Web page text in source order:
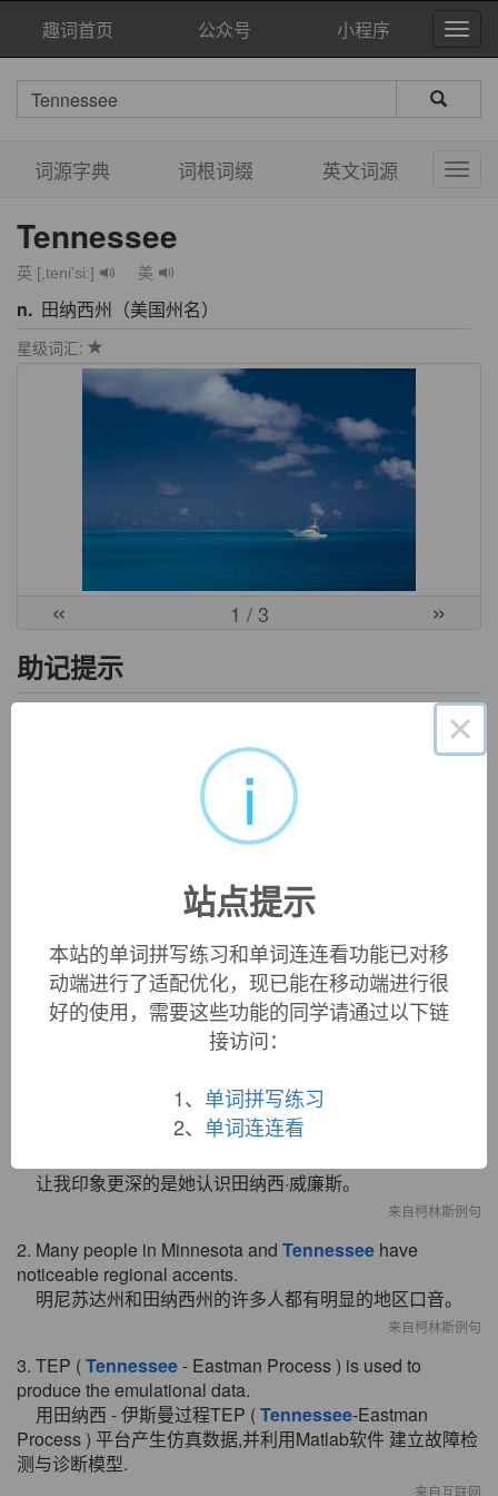
趣词首页 公众号 小程序
词源字典 词根词缀 英文词源
Tennessee
英 [,teni'si:] 美
n. 田纳西州（美国州名）
星级词汇:
« 1 / 3 »
助记提示
来自切诺基语。切诺基部族广泛分布于该地，而其中最大的
一个部落叫做Tanasee，意思是“歪耳朵部落”。后来以此来命
state and river, from Cherokee (Iroquoian) village name
ta'nasi', of unknown origin. Related:Tennesseean.
1. What impressed me more was that she knew
让我印象更深的是她认识田纳西·威廉斯。
来自柯林斯例句
2. Many people in Minnesota and Tennessee have
noticeable regional accents.
明尼苏达州和田纳西州的许多人都有明显的地区口音。
来自柯林斯例句
3. TEP (Tennessee- Eastman Process ) is used to
produce the emulational data.
用田纳西 - 伊斯曼过程TEP (Tennessee-Eastman
Process ) 平台产生仿真数据,并利用Matlab软件 建立故障检
测与诊断模型.
来自互联网
×
i
站点提示
本站的单词拼写练习和单词连连看功能已对移
动端进行了适配优化，现已能在移动端进行很
好的使用，需要这些功能的同学请通过以下链
接访问：
1、 单词拼写练习
2、 单词连连看